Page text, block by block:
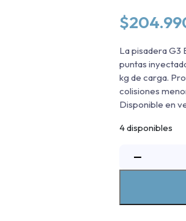
$
La pisadera G3
puntas
kg de carga.
colisiones
Disponible en
4 disponibles
−